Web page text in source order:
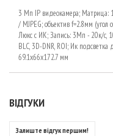
3 Мп IP видеокамера; Матрица:
/ MJPEG; объектив f=2.8мм (угол
Люкс с ИК; Запись: 3Мп - 20к/с,
BLC, 3D-DNR, ROI; Ик
69.1x66x172.7 мм
ВІДГУКИ
Залиште відгук першим!